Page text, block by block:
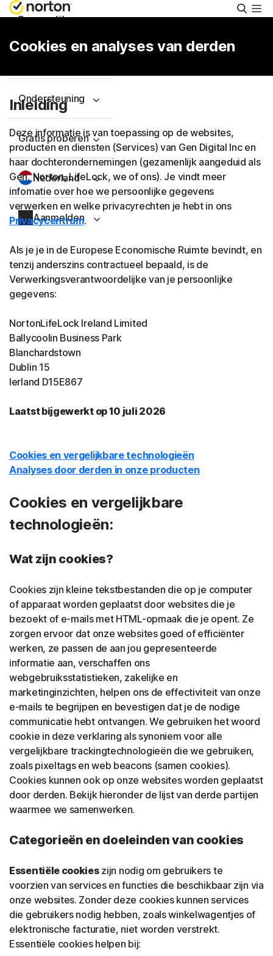
Persoonlijk
Ondersteuning
Gratis proberen
Nederland
Aanmelden
Cookies en analyses van derden
Inleiding
Deze informatie is van toepassing op de websites,
producten en diensten (Services) van Gen Digital Inc en
haar dochterondernemingen (gezamenlijk aangeduid als
Gen, Norton, LifeLock, we of ons). Je vindt meer
infomatie over hoe we persoonlijke gegevens
verwerken en welke privacyrechten je hebt in ons
Privacycentrum.
Als je je in de Europese Economische Ruimte bevindt, en
tenzij anderszins contractueel bepaald, is de
Verwerkingsverantwoordelijke van je persoonlijke
gegevens:
NortonLifeLock Ireland Limited
Ballycoolin Business Park
Blanchardstown
Dublin 15
Ierland D15E867
Laatst bijgewerkt op 10 juli 2026
Cookies en vergelijkbare technologieën
Analyses door derden in onze producten
Cookies en vergelijkbare
technologieën:
Wat zijn cookies?
Cookies zijn kleine tekstbestanden die op je computer
of apparaat worden geplaatst door websites die je
bezoekt of e-mails met HTML-opmaak die je opent. Ze
zorgen ervoor dat onze websites goed of efficiënter
werken, ze passen de aan jou gepresenteerde
informatie aan, verschaffen ons
webgebruiksstatistieken, zakelijke en
marketinginzichten, helpen ons de effectiviteit van onze
e-mails te begrijpen en bevestigen dat je de nodige
communicatie hebt ontvangen. We gebruiken het woord
cookie in deze verklaring als synoniem voor alle
vergelijkbare trackingtechnologieën die we gebruiken,
zoals pixeltags en web beacons (samen cookies).
Cookies kunnen ook op onze websites worden geplaatst
door derden. Bekijk hieronder de lijst van derde partijen
waarmee we samenwerken.
Categorieën en doeleinden van cookies
Essentiële cookieszijn nodig om gebruikers te
voorzien van services en functies die beschikbaar zijn via
onze websites. Zonder deze cookies kunnen services
die gebruikers nodig hebben, zoals winkelwagentjes of
elektronische facturatie, niet worden verstrekt.
Essentiële cookies helpen bij: